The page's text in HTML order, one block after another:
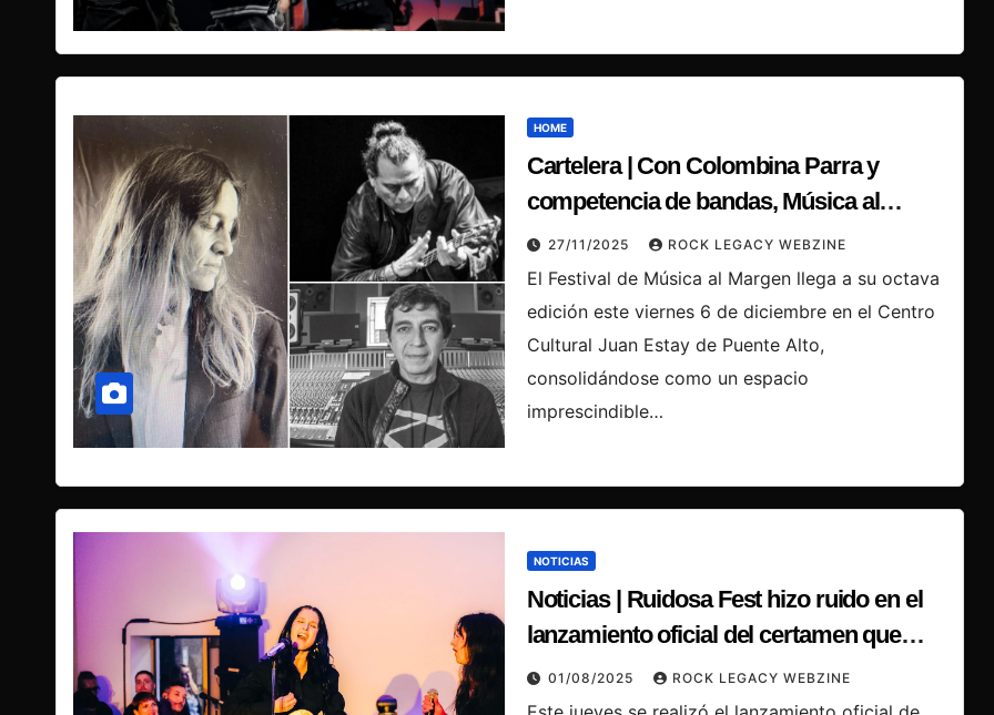
HOME
Cartelera | Con Colombina Parra y
competencia de bandas, Música al
Margen regresa a Puente Alto
27/11/2025 ROCK LEGACY WEBZINE
El Festival de Música al Margen llega a su octava
edición este viernes 6 de diciembre en el Centro
Cultural Juan Estay de Puente Alto,
consolidándose como un espacio
imprescindible…
NOTICIAS
Noticias | Ruidosa Fest hizo ruido en el
lanzamiento oficial del certamen que
celebra el talento femenino.
01/08/2025 ROCK LEGACY WEBZINE